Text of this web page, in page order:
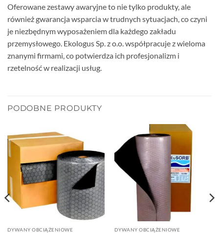
Oferowane zestawy awaryjne to nie tylko produkty, ale
również gwarancja wsparcia w trudnych sytuacjach, co czyni
je niezbędnym wyposażeniem dla każdego zakładu
przemysłowego. Ekologus Sp. z o.o. współpracuje z wieloma
znanymi firmami, co potwierdza ich profesjonalizm i
rzetelność w realizacji usług.
PODOBNE PRODUKTY
DYWANY OBCIĄŻENIOWE DYWANY OBCIĄŻENIOWE